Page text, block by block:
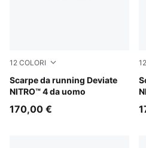
12 COLORI
Scarpe da running Deviate
NITRO™ 4 da uomo
Light Lavender-Inky Depths
170,00 €
12